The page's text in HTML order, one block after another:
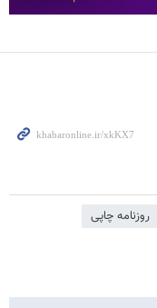
روزنامه چاپی